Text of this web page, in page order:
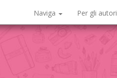
Naviga Per gli autori